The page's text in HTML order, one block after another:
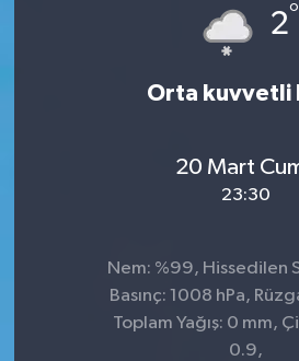
2°
Orta kuvvetli
20 Mart
23:30
Nem: %99, Hissedilen
Basınç: 1008 hPa,
Toplam Yağış: 0 mm,
0.9,